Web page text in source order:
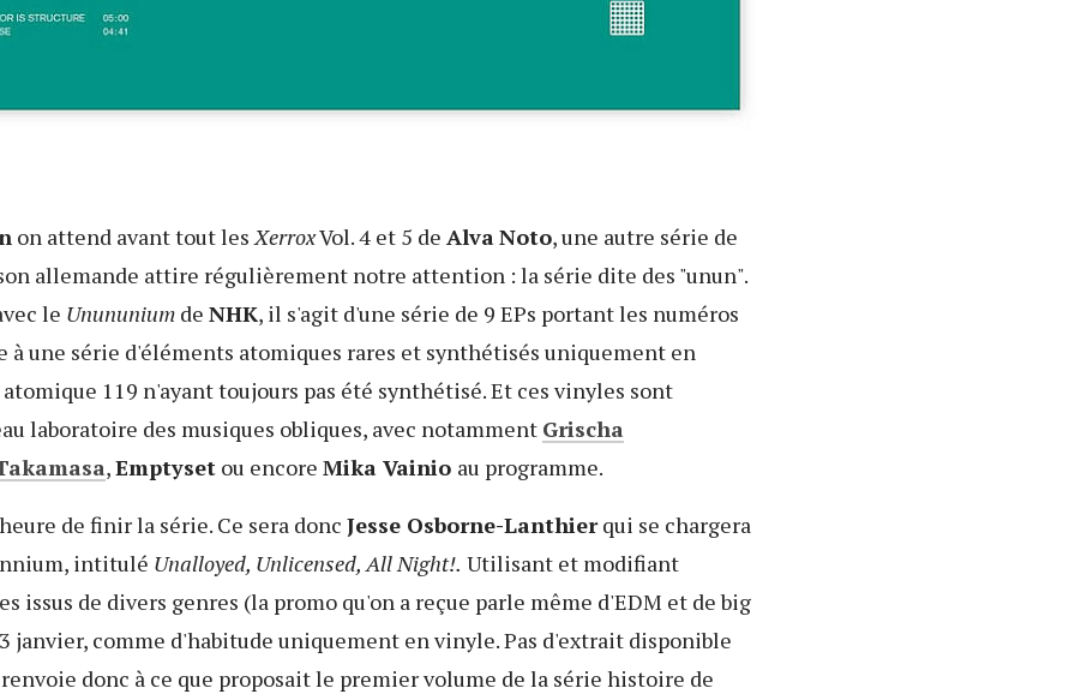
on attend avant tout lesXerroxVol. 4 et 5 de AlvaNoto, une autre série de
allemande attire régulièrement notre attention : la série dite des "unun".
le Unununiumde NHK, il s'agit d'une série de 9 EPs portant les numéros
à une série d'éléments atomiques rares et synthétisés uniquement en
119 n'ayant toujours pas été synthétisé. Et ces vinyles sont
laboratoire des musiques obliques, avec notamment Grischa
,Emptysetou encore Mika Vainio au programme.
de finir la série. Ce sera donc Jesse Osborne-Lanthierqui se chargera
intitulé Unalloyed, Unlicensed, All Night!. Utilisant et modifiant
issus de divers genres (la promo qu'on a reçue parle même d'EDM et de big
janvier, comme d'habitude uniquement en vinyle. Pas d'extrait disponible
donc à ce que proposait le premier volume de la série histoire de